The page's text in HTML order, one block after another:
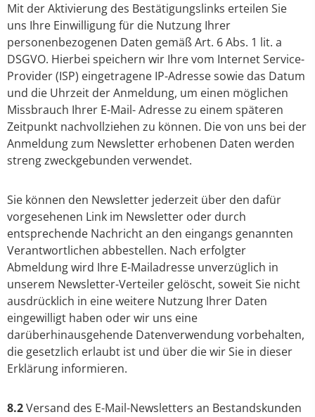
Mit der Aktivierung des Bestätigungslinks erteilen Sie
uns Ihre Einwilligung für die Nutzung Ihrer
personenbezogenen Daten gemäß Art. 6 Abs. 1 lit. a
DSGVO. Hierbei speichern wir Ihre vom Internet Service-
Provider (ISP) eingetragene IP-Adresse sowie das Datum
und die Uhrzeit der Anmeldung, um einen möglichen
Missbrauch Ihrer E-Mail- Adresse zu einem späteren
Zeitpunkt nachvollziehen zu können. Die von uns bei der
Anmeldung zum Newsletter erhobenen Daten werden
streng zweckgebunden verwendet.
Sie können den Newsletter jederzeit über den dafür
vorgesehenen Link im Newsletter oder durch
entsprechende Nachricht an den eingangs genannten
Verantwortlichen abbestellen. Nach erfolgter
Abmeldung wird Ihre E-Mailadresse unverzüglich in
unserem Newsletter-Verteiler gelöscht, soweit Sie nicht
ausdrücklich in eine weitere Nutzung Ihrer Daten
eingewilligt haben oder wir uns eine
darüberhinausgehende Datenverwendung vorbehalten,
die gesetzlich erlaubt ist und über die wir Sie in dieser
Erklärung informieren.
8.2Versand des E-Mail-Newsletters an Bestandskunden